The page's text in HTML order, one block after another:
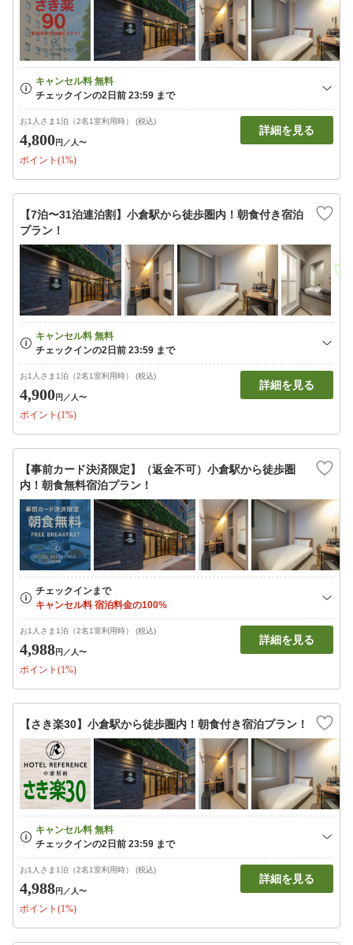
お1人さま1泊（2名1室利用時） (税込)
4,800円 ／人〜
ポイント(1%)
詳細を見る
【7泊〜31泊連泊割】小倉駅から徒歩圏内！朝食付き宿泊
プラン！
お1人さま1泊（2名1室利用時） (税込)
4,900円 ／人〜
ポイント(1%)
詳細を見る
【事前カード決済限定】（返金不可）小倉駅から徒歩圏
内！朝食無料宿泊プラン！
お1人さま1泊（2名1室利用時） (税込)
4,988円 ／人〜
ポイント(1%)
詳細を見る
【さき楽30】小倉駅から徒歩圏内！朝食付き宿泊プラン！
お1人さま1泊（2名1室利用時） (税込)
4,988円 ／人〜
ポイント(1%)
詳細を見る